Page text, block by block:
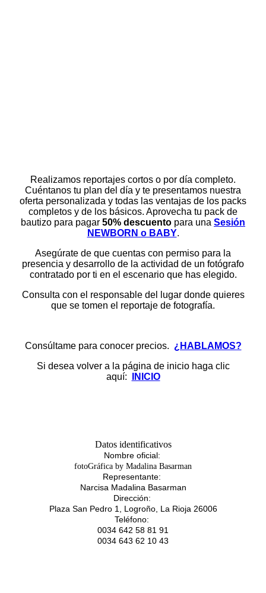
Realizamos reportajes cortos o por día completo.
Cuéntanos tu plan del día y te presentamos nuestra
oferta personalizada y todas las ventajas de los packs
completos y de los básicos. Aprovecha tu pack de
bautizo para pagar 50% descuento para una Sesión
NEWBORN o BABY.
Asegúrate de que cuentas con permiso para la
presencia y desarrollo de la actividad de un fotógrafo
contratado por ti en el escenario que has elegido.
Consulta con el responsable del lugar donde quieres
que se tomen el reportaje de fotografía.
Consúltame para conocer precios. ¿HABLAMOS?
Si desea volver a la página de inicio haga clic
aquí:
INICIO
Datos identificativos
Nombre oficial:
fotoGráfica by Madalina Basarman
Representante:
Narcisa Madalina Basarman
Dirección:
Plaza San Pedro 1, Logroño, La Rioja 26006
Teléfono:
0034 642 58 81 91
0034 643 62 10 43